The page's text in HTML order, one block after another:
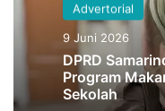
Advertorial
9 Juni 2026
DPRD
Program
Sekolah